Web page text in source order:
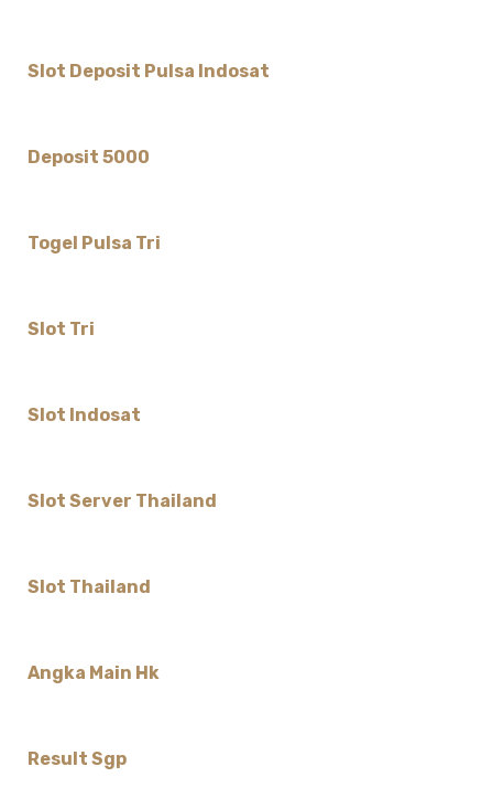
Slot Deposit Pulsa Indosat
Deposit 5000
Togel Pulsa Tri
Slot Tri
Slot Indosat
Slot Server Thailand
Slot Thailand
Angka Main Hk
Result Sgp